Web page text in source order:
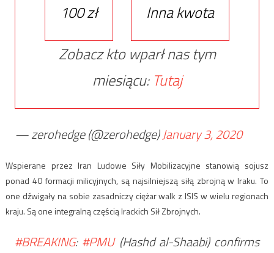
100 zł
Inna kwota
Zobacz kto wparł nas tym
miesiącu: Tutaj
— zerohedge (@zerohedge)January 3, 2020
Wspierane przez Iran Ludowe Siły Mobilizacyjne stanowią sojusz
ponad 40 formacji milicyjnych, są najsilniejszą siłą zbrojną w Iraku. To
one dźwigały na sobie zasadniczy ciężar walk z ISIS w wielu regionach
kraju. Są one integralną częścią Irackich Sił Zbrojnych.
#BREAKING: #PMU(Hashd al-Shaabi) confirms